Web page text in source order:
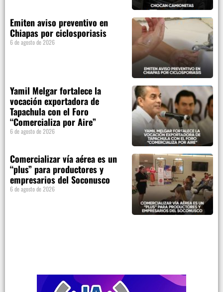
Emiten aviso preventivo en
Chiapas por ciclosporiasis
6 de agosto de 2026
Yamil Melgar fortalece la
vocación exportadora de
Tapachula con el Foro
“Comercializa por Aire”
6 de agosto de 2026
Comercializar vía aérea es un
“plus” para productores y
empresarios del Soconusco
6 de agosto de 2026